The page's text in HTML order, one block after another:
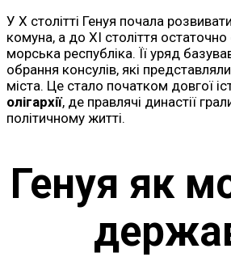
У X столітті Генуя почала
комуна, а до XI століття
морська республіка. Її уряд
обрання консулів, які
міста. Це стало початком довгої
олігархії, де правлячі династії
політичному житті.
Генуя як